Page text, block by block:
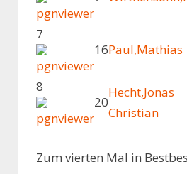
7
16Paul,Mathias
8
20
Hecht,Jonas
Christian
Zum vierten Mal in